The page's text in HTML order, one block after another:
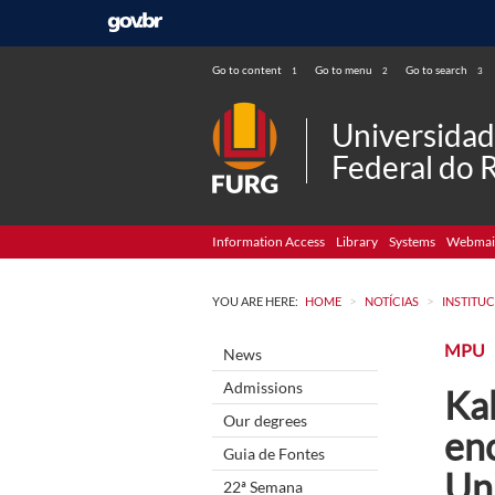
Go to content 1 Go to menu 2 Go to search 3
Federal do
Information Access Library Systems
YOU ARE HERE: HOME > NOTÍCIAS >
News
Admissions
Our degrees
Guia de Fontes
22ª Semana
MPU